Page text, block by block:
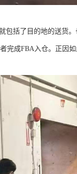
包括了目的地的送货
完成FBA入仓。正因